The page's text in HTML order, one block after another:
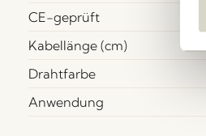
CE-geprüft
Kabellänge (cm)
Drahtfarbe
Anwendung